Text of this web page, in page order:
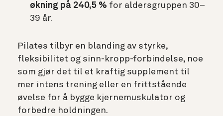
økning på 240,5 % for aldersgruppen 30–
39 år.
Pilates tilbyr en blanding av styrke,
fleksibilitet og sinn-kropp-forbindelse, noe
som gjør det til et kraftig supplement til
mer intens trening eller en frittstående
øvelse for å bygge kjernemuskulator og
forbedre holdningen.